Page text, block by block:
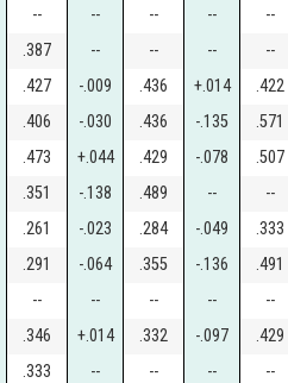
-- -- -- -- --
.387 -- -- -- --
.427 -.009 .436 +.014 .422
.406 -.030 .436 -.135 .571
.473 +.044 .429 -.078 .507
.351 -.138 .489 -- --
.261 -.023 .284 -.049 .333
.291 -.064 .355 -.136 .491
-- -- -- -- --
.346 +.014 .332 -.097 .429
.333 -- -- -- --